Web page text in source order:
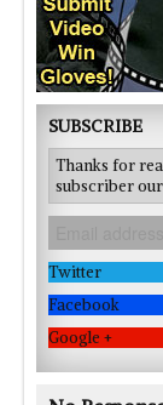
SUBSCRIBE
Thanks for
subscriber
Twitter
Facebook
Google +